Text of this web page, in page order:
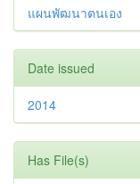
แผนพัฒนาตนเอง
Date issued
2014
Has File(s)